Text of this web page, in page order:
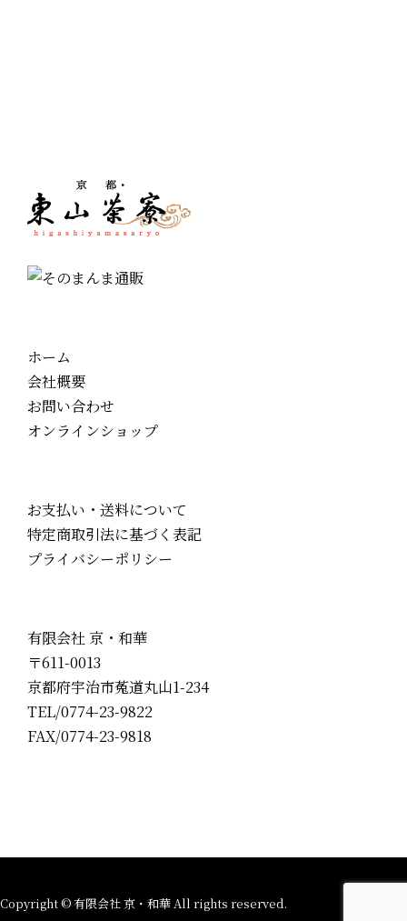
ホーム
会社概要
お問い合わせ
オンラインショップ
お支払い・送料について
特定商取引法に基づく表記
プライバシーポリシー
有限会社 京・和華
〒611-0013
京都府宇治市菟道丸山1-234
TEL/0774-23-9822
FAX/0774-23-9818
Copyright © 有限会社 京・和華 All rights reserved.